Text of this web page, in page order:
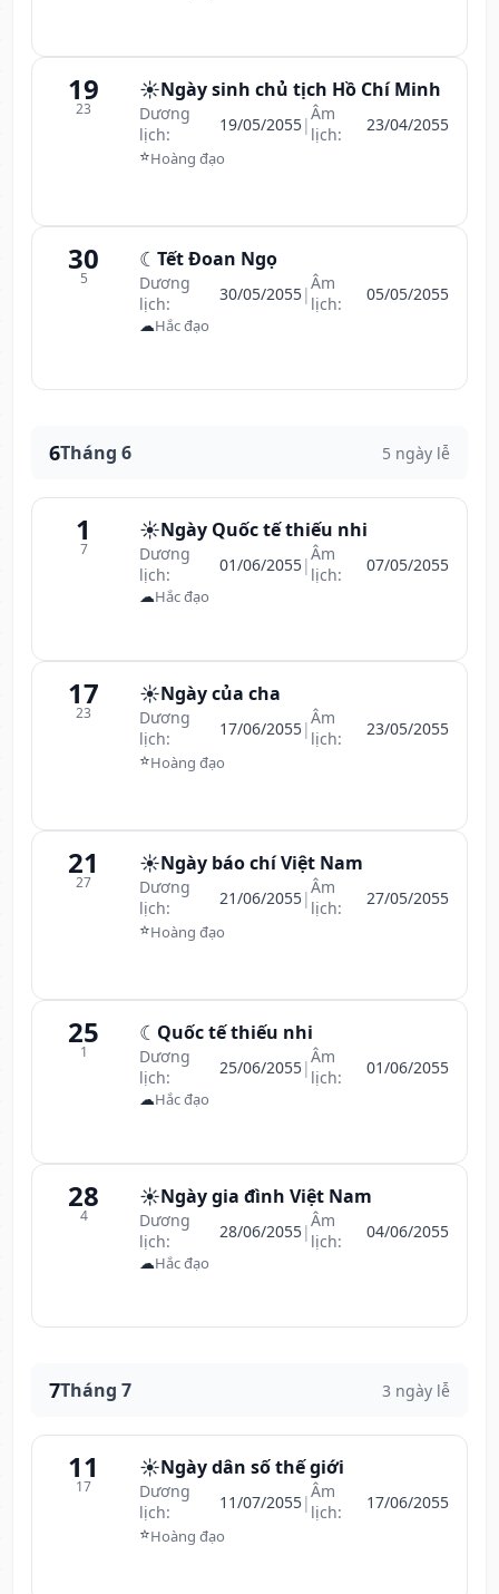
19
23
☀️Ngày sinh chủ tịch Hồ Chí Minh
Dương
lịch:
19/05/2055|Âm
lịch:
23/04/2055
⭐Hoàng đạo
30
5
☾ Tết Đoan Ngọ
Dương
lịch:
30/05/2055|Âm
lịch:
05/05/2055
☁Hắc đạo
6Tháng 6 5 ngày lễ
1
7
☀️Ngày Quốc tế thiếu nhi
Dương
lịch:
01/06/2055|Âm
lịch:
07/05/2055
☁Hắc đạo
17
23
☀️Ngày của cha
Dương
lịch:
17/06/2055|Âm
lịch:
23/05/2055
⭐Hoàng đạo
21
27
☀️Ngày báo chí Việt Nam
Dương
lịch:
21/06/2055|Âm
lịch:
27/05/2055
⭐Hoàng đạo
25
1
☾ Quốc tế thiếu nhi
Dương
lịch:
25/06/2055|Âm
lịch:
01/06/2055
☁Hắc đạo
28
4
☀️Ngày gia đình Việt Nam
Dương
lịch:
28/06/2055|Âm
lịch:
04/06/2055
☁Hắc đạo
7Tháng 7 3 ngày lễ
11
17
☀️Ngày dân số thế giới
Dương
lịch:
11/07/2055|Âm
lịch:
17/06/2055
⭐Hoàng đạo